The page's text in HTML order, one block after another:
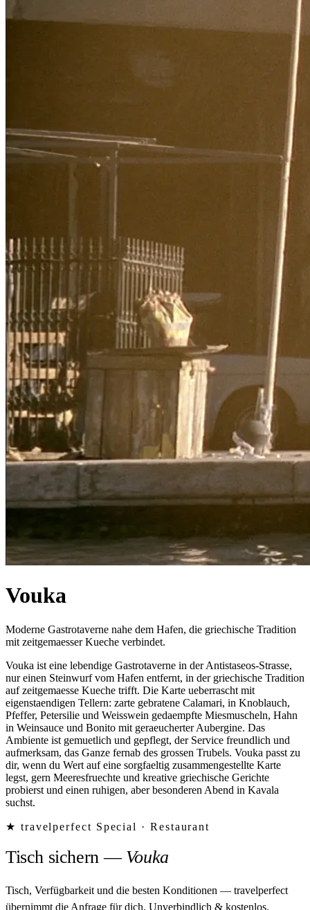
Vouka
Moderne Gastrotaverne nahe dem Hafen, die griechische Tradition
mit zeitgemaesser Kueche verbindet.
Vouka ist eine lebendige Gastrotaverne in der Antistaseos-Strasse,
nur einen Steinwurf vom Hafen entfernt, in der griechische Tradition
auf zeitgemaesse Kueche trifft. Die Karte ueberrascht mit
eigenstaendigen Tellern: zarte gebratene Calamari, in Knoblauch,
Pfeffer, Petersilie und Weisswein gedaempfte Miesmuscheln, Hahn
in Weinsauce und Bonito mit geraeucherter Aubergine. Das
Ambiente ist gemuetlich und gepflegt, der Service freundlich und
aufmerksam, das Ganze fernab des grossen Trubels. Vouka passt zu
dir, wenn du Wert auf eine sorgfaeltig zusammengestellte Karte
legst, gern Meeresfruechte und kreative griechische Gerichte
probierst und einen ruhigen, aber besonderen Abend in Kavala
suchst.
★ travelperfect Special · Restaurant
Tisch sichern— Vouka
Tisch, Verfügbarkeit und die besten Konditionen — travelperfect
übernimmt die Anfrage für dich. Unverbindlich & kostenlos.